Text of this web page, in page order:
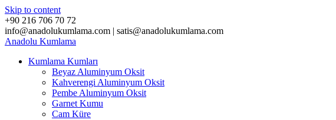
Skip to content
+90 216 706 70 72
info@anadolukumlama.com | satis@anadolukumlama.com
Anadolu Kumlama
Kumlama Kumları
Beyaz Aluminyum Oksit
Kahverengi Aluminyum Oksit
Pembe Aluminyum Oksit
Garnet Kumu
Cam Küre